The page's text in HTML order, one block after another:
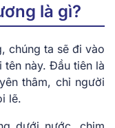
là gì?
chúng ta sẽ đi vào
tên này. Đầu tiên là
thâm, chỉ người
lẽ.